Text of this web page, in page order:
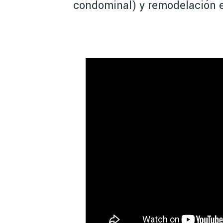
condominal) y remodelación